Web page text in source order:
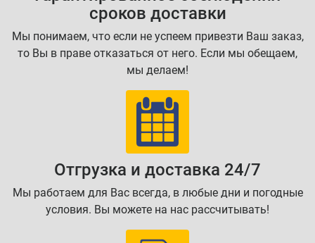
сроков доставки
Мы понимаем, что если не успеем привезти Ваш заказ,
то Вы в праве отказаться от него. Если мы обещаем,
мы делаем!
Отгрузка и доставка 24/7
Мы работаем для Вас всегда, в любые дни и погодные
условия. Вы можете на нас рассчитывать!